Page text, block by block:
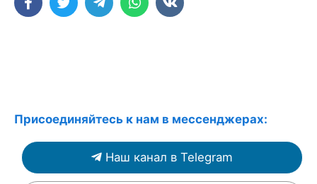
Присоединяйтесь к нам в мессенджерах:
Наш канал в Telegram